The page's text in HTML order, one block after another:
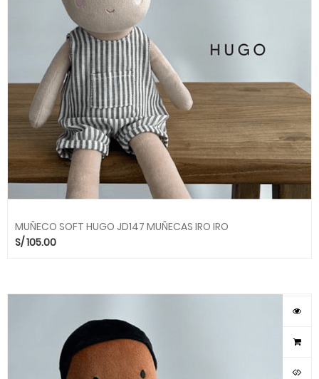
MUÑECO SOFT HUGO JD147 MUÑECAS IRO IRO
S/105.00